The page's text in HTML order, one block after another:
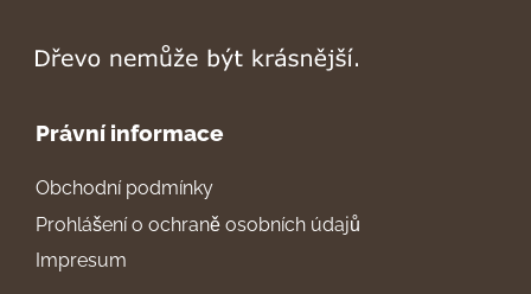
Právní informace
Obchodní podmínky
Prohlášení o ochraně osobních údajů
Impresum